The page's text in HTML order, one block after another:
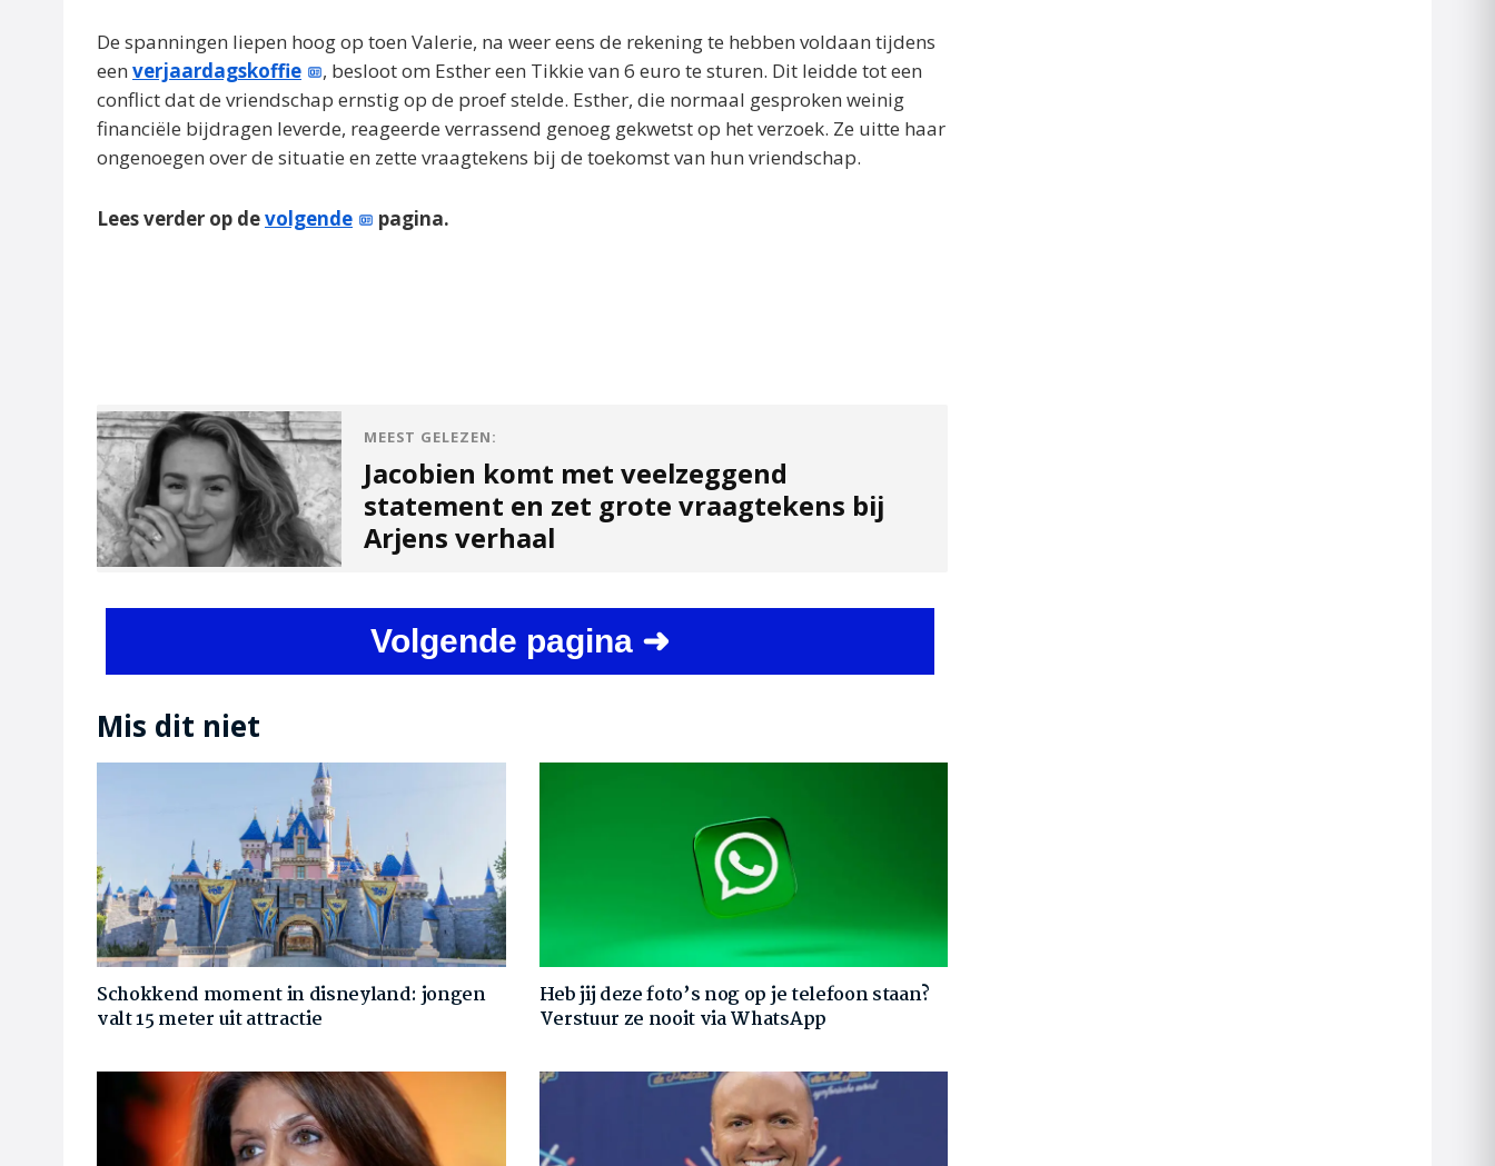
De spanningen liepen hoog op toen Valerie, na weer eens de rekening te hebben voldaan tijdens
een verjaardagskoffie
, besloot om Esther een Tikkie van 6 euro te sturen. Dit leidde tot een
conflict dat de vriendschap ernstig op de proef stelde. Esther, die normaal gesproken weinig
financiële bijdragen leverde, reageerde verrassend genoeg gekwetst op het verzoek. Ze uitte haar
ongenoegen over de situatie en zette vraagtekens bij de toekomst van hun vriendschap.
Lees verder op devolgende pagina.
MEEST GELEZEN:
Jacobien komt met veelzeggend
statement en zet grote vraagtekens bij
Arjens verhaal
Volgende pagina ➜
Mis dit niet
Schokkend moment in disneyland: jongen
valt 15 meter uit attractie
Heb jij deze foto’s nog op je telefoon staan?
Verstuur ze nooit via WhatsApp